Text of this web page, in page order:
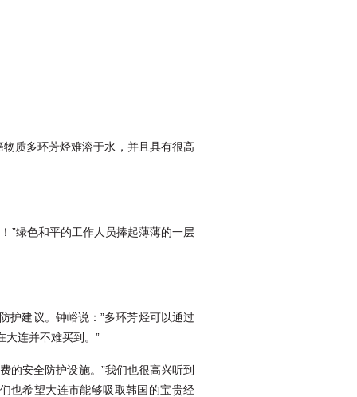
质多环芳烃难溶于水，并且具有很高
”绿色和平的工作人员捧起薄薄的一层
护建议。钟峪说：”多环芳烃可以通过
大连并不难买到。”
的安全防护设施。”我们也很高兴听到
也希望大连市能够吸取韩国的宝贵经